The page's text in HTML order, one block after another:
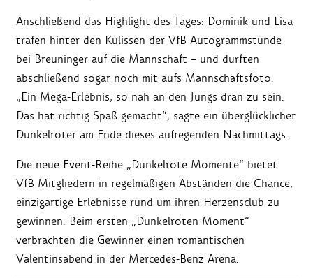
Anschließend das Highlight des Tages: Dominik und Lisa
trafen hinter den Kulissen der VfB Autogrammstunde
bei Breuninger auf die Mannschaft – und durften
abschließend sogar noch mit aufs Mannschaftsfoto.
„Ein Mega-Erlebnis, so nah an den Jungs dran zu sein.
Das hat richtig Spaß gemacht“, sagte ein überglücklicher
Dunkelroter am Ende dieses aufregenden Nachmittags.
Die neue Event-Reihe „Dunkelrote Momente“ bietet
VfB Mitgliedern in regelmäßigen Abständen die Chance,
einzigartige Erlebnisse rund um ihren Herzensclub zu
gewinnen. Beim ersten „Dunkelroten Moment“
verbrachten die Gewinner einen romantischen
Valentinsabend in der Mercedes-Benz Arena.